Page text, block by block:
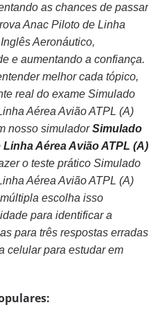
as chances de passar
Anac Piloto de Linha
Aeronáutico,
e aumentando a confiança.
melhor cada tópico,
real do exame Simulado
Aérea Avião ATPL (A)
nosso simuladorSimulado
Aérea Avião ATPL (A)
o teste prático Simulado
Aérea Avião ATPL (A)
escolha isso
para identificar a
para três respostas erradas
celular para estudar em